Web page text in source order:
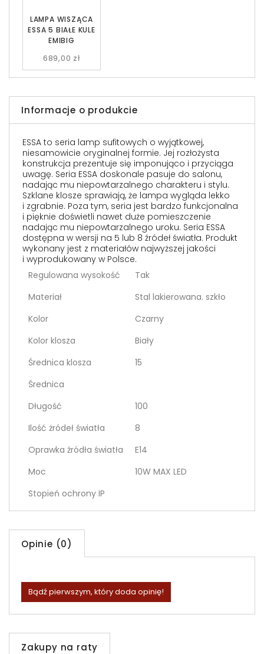
LAMPA WISZĄCA
ESSA 5 BIAŁE KULE
EMIBIG
689,00 zł
Informacje o produkcie
ESSA to seria lamp sufitowych o wyjątkowej,
niesamowicie oryginalnej formie. Jej rozłożysta
konstrukcja prezentuje się imponująco i przyciąga
uwagę. Seria ESSA doskonale pasuje do salonu,
nadając mu niepowtarzalnego charakteru i stylu.
Szklane klosze sprawiają, że lampa wygląda lekko
i zgrabnie. Poza tym, seria jest bardzo funkcjonalna
i pięknie doświetli nawet duże pomieszczenie
nadając mu niepowtarzalnego uroku. Seria ESSA
dostępna w wersji na 5 lub 8 źródeł światła. Produkt
wykonany jest z materiałów najwyższej jakości
i wyprodukowany w Polsce.
Regulowana wysokość
Tak
Materiał
Stal lakierowana. szkło
Kolor
Czarny
Kolor klosza
Biały
Średnica klosza
15
Średnica
Długość
100
Ilość żródeł światła
8
Oprawka źródła światła
E14
Moc
10W MAX LED
Stopień ochrony IP
Opinie (0)
Bądź pierwszym, który doda opinię!
Zakupy na raty